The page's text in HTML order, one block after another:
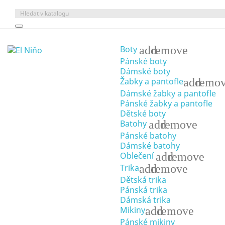
Boty addremove
Pánské boty
Dámské boty
Žabky a pantofleadd
Dámské žabky a pantofle
Pánské žabky a pantofle
Dětské boty
Batohy addremove
Pánské batohy
Dámské batohy
Oblečení addremove
Trikaaddremove
Dětská trika
Pánská trika
Dámská trika
Mikinyaddremove
Pánské mikiny